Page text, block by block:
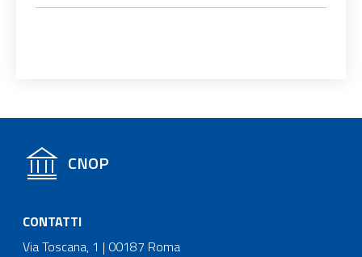
CNOP
CONTATTI
Via Toscana, 1 | 00187 Roma